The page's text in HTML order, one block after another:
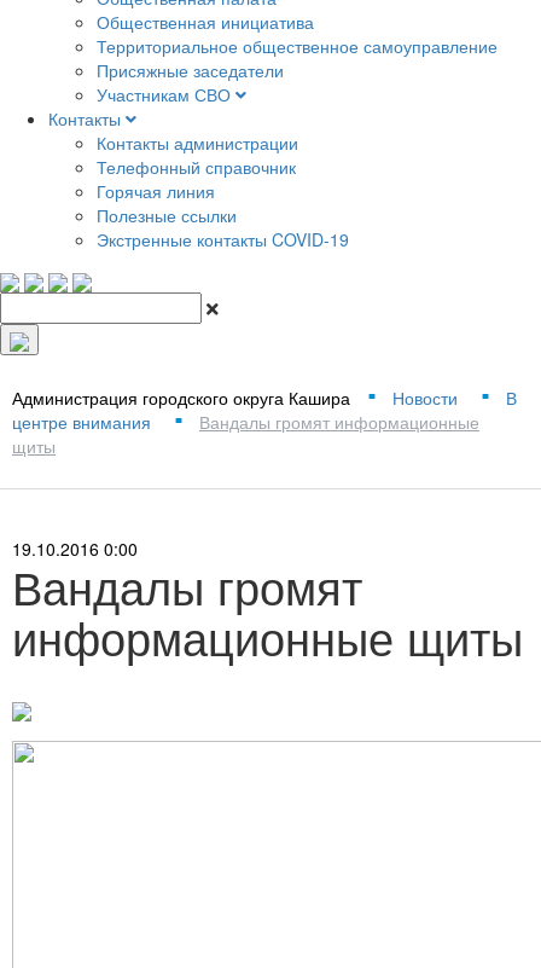
Общественная инициатива
Территориальное общественное самоуправление
Присяжные заседатели
Участникам СВО
Контакты
Контакты администрации
Телефонный справочник
Горячая линия
Полезные ссылки
Экстренные контакты COVID-19
Администрация городского округа Кашира ■ Новости ■
В
центре внимания
■
Вандалы громят информационные
щиты
19.10.2016 0:00
Вандалы громят
информационные щиты